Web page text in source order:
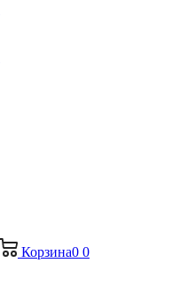
Корзина0 0